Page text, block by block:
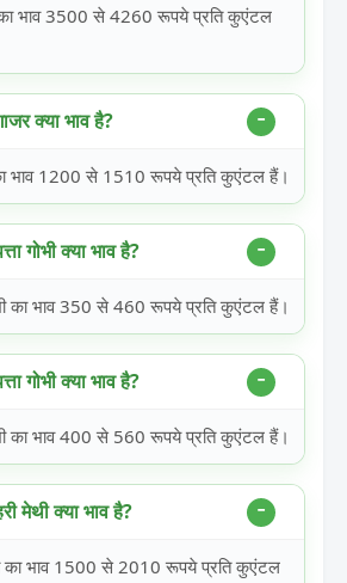
भाव 3500 से 4260 रूपये प्रति कुएंटल
क्या भाव है?
भाव 1200 से 1510 रूपये प्रति कुएंटल हैं।
गोभी क्या भाव है?
का भाव 350 से 460 रूपये प्रति कुएंटल हैं।
गोभी क्या भाव है?
का भाव 400 से 560 रूपये प्रति कुएंटल हैं।
मेथी क्या भाव है?
का भाव 1500 से 2010 रूपये प्रति कुएंटल